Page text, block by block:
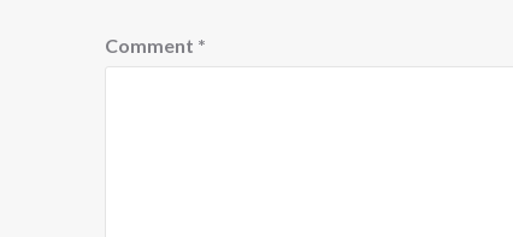
Comment *